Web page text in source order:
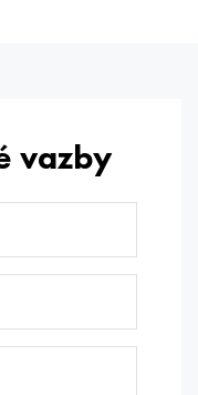
vazby